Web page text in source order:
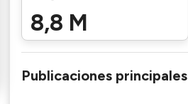
8,8 M
Publicaciones principales